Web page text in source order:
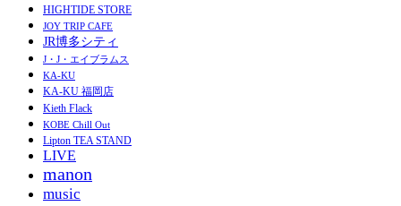
HIGHTIDE STORE
JOY TRIP CAFE
JR博多シティ
J・J・エイブラムス
KA-KU
KA-KU 福岡店
Kieth Flack
KOBE Chill Out
Lipton TEA STAND
LIVE
manon
music